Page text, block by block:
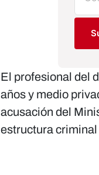
El profesional del
años y medio
acusación del
estructura